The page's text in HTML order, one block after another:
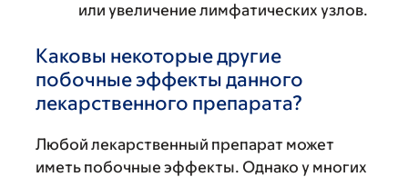
или увеличение лимфатических узлов.
Каковы некоторые другие
побочные эффекты данного
лекарственного препарата?
Любой лекарственный препарат может
иметь побочные эффекты. Однако у многих